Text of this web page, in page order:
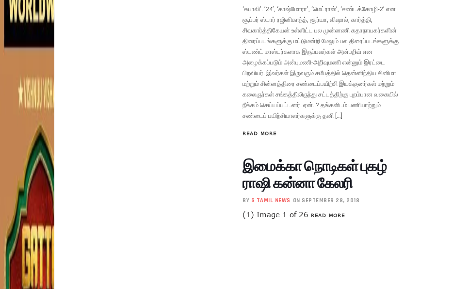
‘கபாலி’. ’24’, ‘காஷ்மோரா’, ‘மெட்ராஸ்’, ‘சண்டக்கோழி-2’ என
சூப்பர் ஸ்டார் ரஜினிகாந்த், சூர்யா, விஷால், கார்த்தி,
சிவகார்த்திகேயன் உள்ளிட்ட பல முன்னணி கதாநாயகர்களின்
திரைப்படங்களுக்கு மட்டுமன்றி மேலும் பல திரைப்படங்களுக்கு
ஸ்டண்ட் மாஸ்டர்களாக இருப்பவர்கள் அன்பறிவ் என
அழைக்கப்படும் அன்புமணி-அறிவுமணி என்னும் இரட்டை
பிறவியர். இவர்கள் இருவரும் சமீபத்தில் தென்னிந்திய சினிமா
மற்றும் சின்னத்திரை சண்டைப்பயிற்சி இயக்குனர்கள் மற்றும்
கலைஞர்கள் சங்கத்திலிருந்து சட்டத்திற்கு புறம்பான வகையில்
நீக்கம் செய்யப்பட்டனர். ஏன்..? தங்களிடம் பணியாற்றும்
சண்டைப் பயிற்சியாளர்களுக்கு தனி […]
READ MORE
இமைக்கா நொடிகள் புகழ்
ராஷி கன்னா கேலரி
BY G TAMIL NEWS ON SEPTEMBER 28, 2018
(1) Image 1 of 26 READ MORE